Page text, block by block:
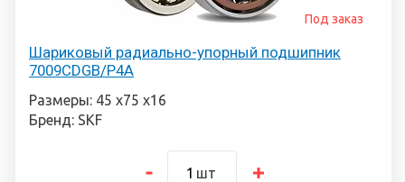
Шариковый радиально-упорный подшипник
7009CDGB/P4A
Под заказ
Размеры: 45 х75 х16
Бренд: SKF
шт